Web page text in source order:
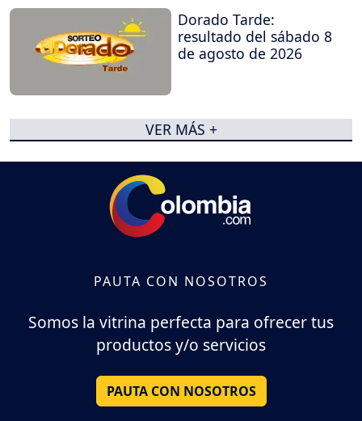
Dorado Tarde:
resultado del sábado 8
de agosto de 2026
VER MÁS +
PAUTA CON NOSOTROS
Somos la vitrina perfecta para ofrecer tus
productos y/o servicios
PAUTA CON NOSOTROS